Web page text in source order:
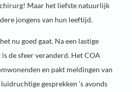
Maar het liefste natuurlijk
jongens van hun leeftijd.
nu goed gaat. Na een lastige
de sfeer veranderd. Het COA
en pakt meldingen van
gesprekken ’s avonds